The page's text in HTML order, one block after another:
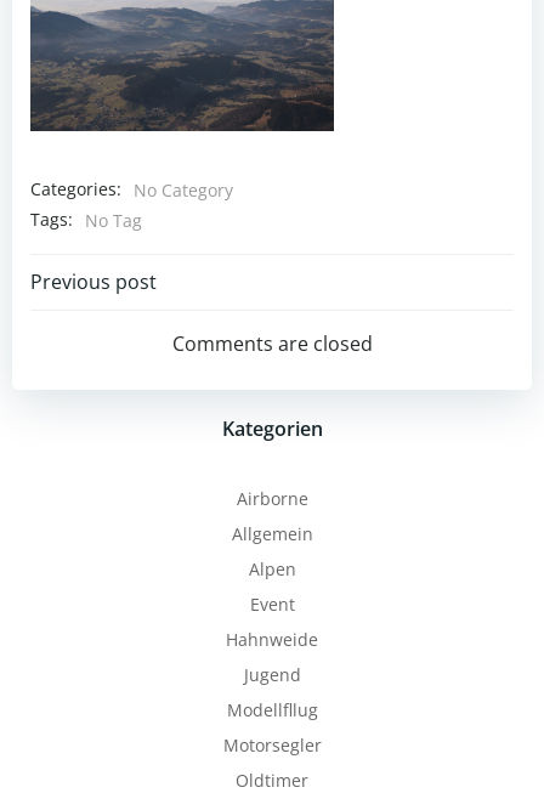
Categories:
No Category
Tags:
No Tag
Post
navigation
Previous post
Comments are closed
Kategorien
Airborne
Allgemein
Alpen
Event
Hahnweide
Jugend
Modellfllug
Motorsegler
Oldtimer